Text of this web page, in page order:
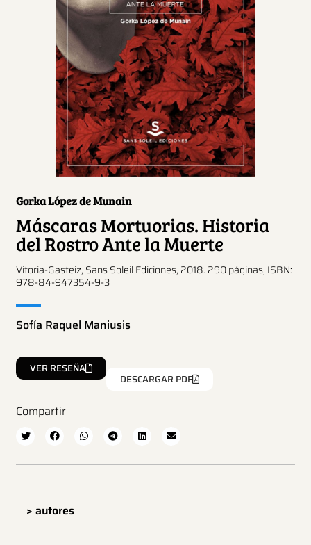
Gorka López de Munain
Máscaras Mortuorias. Historia
del Rostro Ante la Muerte
Vitoria-Gasteiz, Sans Soleil Ediciones, 2018. 290 páginas, ISBN:
978-84-947354-9-3
Sofía Raquel Maniusis
VER RESEÑA
DESCARGAR PDF
Compartir
> autores